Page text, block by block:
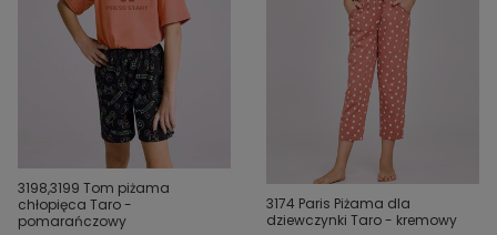
3198,3199 Tom piżama
chłopięca Taro -
pomarańczowy
3174 Paris Piżama dla
dziewczynki Taro - kremowy